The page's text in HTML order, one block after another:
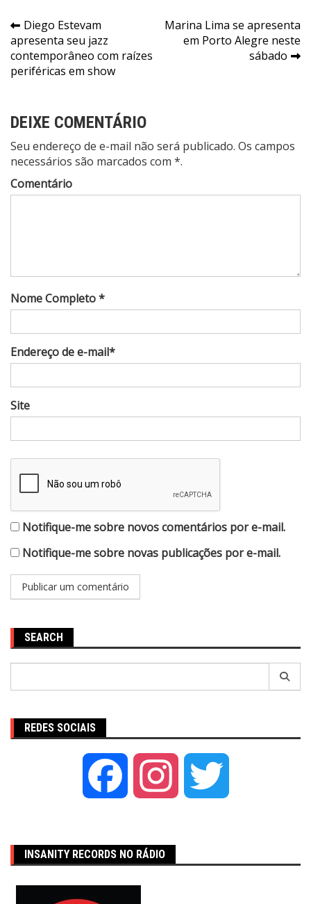
Navegação
de
Post
Diego Estevam
apresenta seu jazz
contemporâneo com raízes
periféricas em show
Marina Lima se apresenta
em Porto Alegre neste
sábado
DEIXE COMENTÁRIO
Seu endereço de e-mail não será publicado. Os campos
necessários são marcados com *.
Comentário
Nome Completo *
Endereço de e-mail*
Site
Notifique-me sobre novos comentários por e-mail.
Notifique-me sobre novas publicações por e-mail.
SEARCH
REDES SOCIAIS
Facebook Instagram
INSANITY RECORDS NO RÁDIO